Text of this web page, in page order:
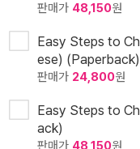
판매가 48,150원
Easy Steps to
ese) (Paperback)
판매가 24,800원
Easy Steps to
ack)
판매가 48,150원